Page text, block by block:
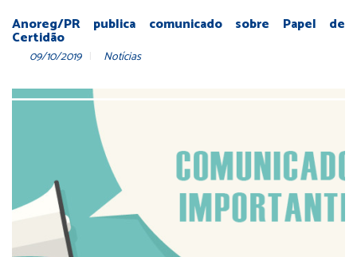
Anoreg/PR publica comunicado sobre Papel de
Certidão
09/10/2019 Notícias